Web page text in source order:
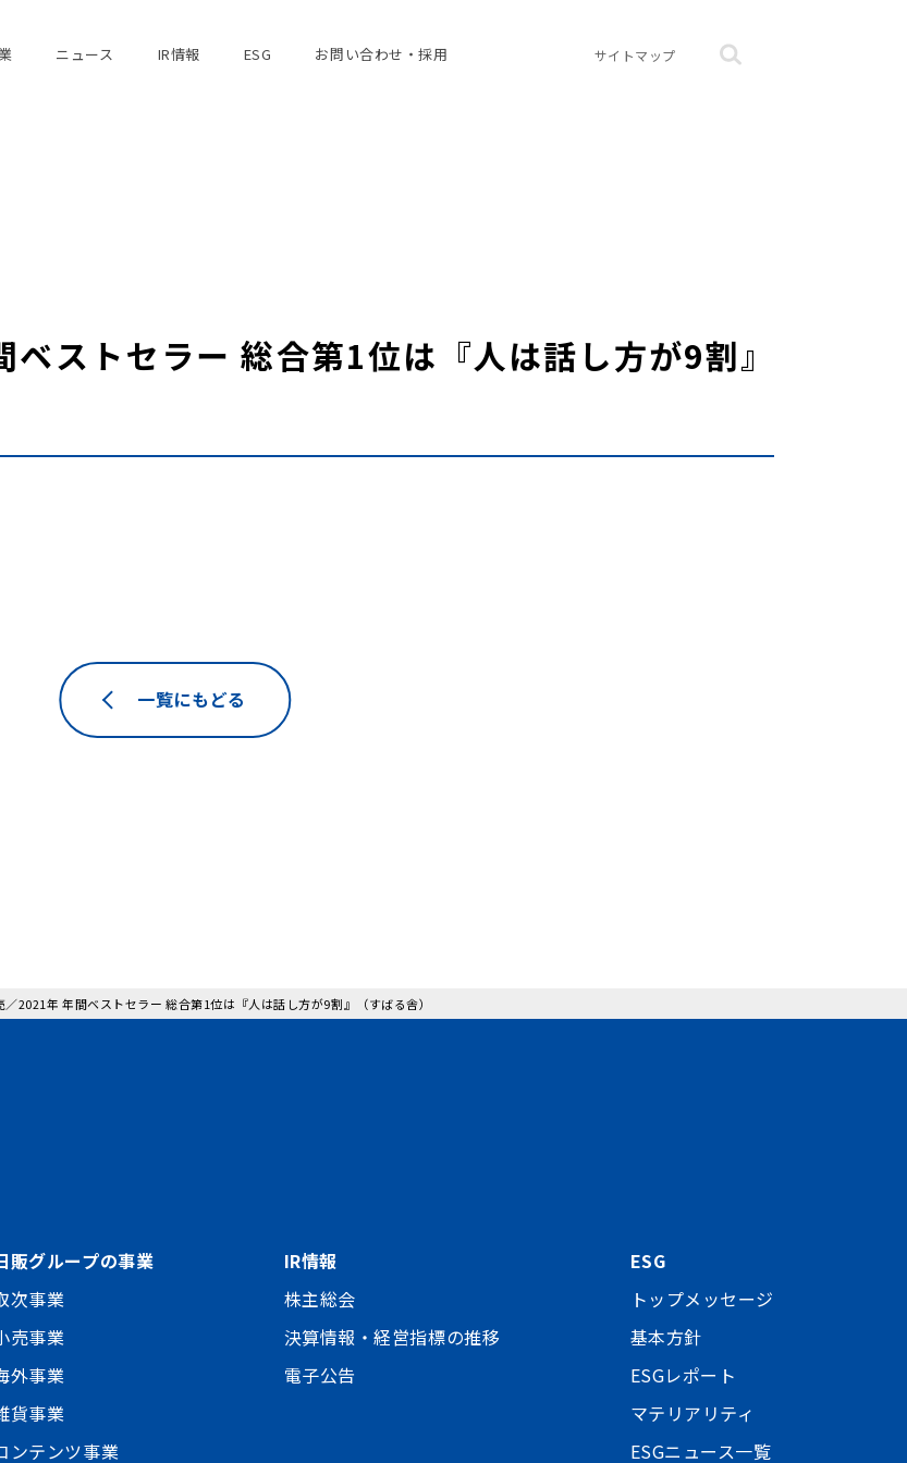
ニュース IR情報 ESG お問い合わせ・採用 サイトマップ
ストセラー 総合第1位は『人は話し方が9割』
一覧にもどる
／2021年 年間ベストセラー 総合第1位は『人は話し方が9割』（すばる舎）
販グループの事業
次事業
売事業
外事業
貨事業
ンテンツ事業
IR情報
株主総会
決算情報・経営指標の推移
電子公告
ESG
トップメッセージ
基本方針
ESGレポート
マテリアリティ
ESGニュース一覧